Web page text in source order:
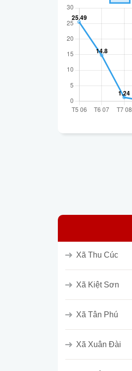
Xã Thu Cúc
Xã Kiệt Sơn
Xã Tân Phú
Xã Xuân Đài